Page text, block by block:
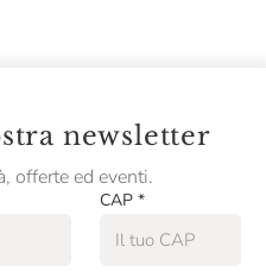
newsletter
offerte ed eventi.
CAP *